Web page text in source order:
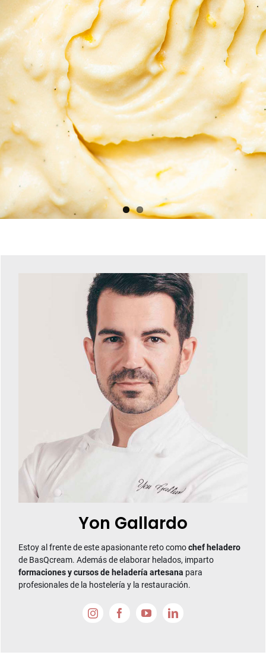
Yon Gallardo
Estoy al frente de este apasionante reto comochef heladero
de BasQcream. Además de elaborar helados, imparto
formaciones y cursos de heladería artesana para
profesionales de la hostelería y la restauración.